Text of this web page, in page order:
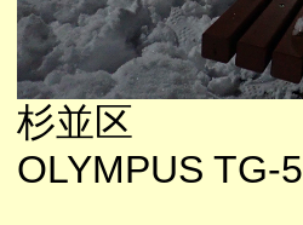
杉並区
OLYMPUS TG-5